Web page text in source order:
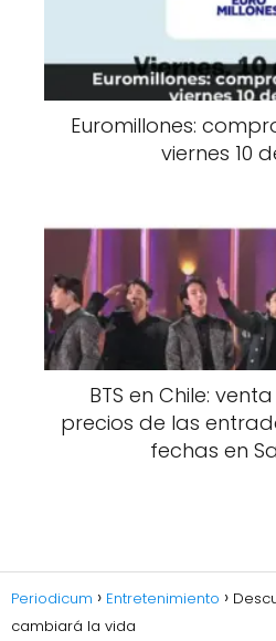
Euromillones:
viernes 10
BTS en Chile:
precios de las
fechas en
Periodicum Entretenimiento
cambiará la vida